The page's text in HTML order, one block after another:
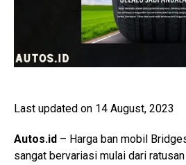
Last updated on 14 August, 2023
Autos.id – Harga ban mobil
sangat bervariasi mulai dari